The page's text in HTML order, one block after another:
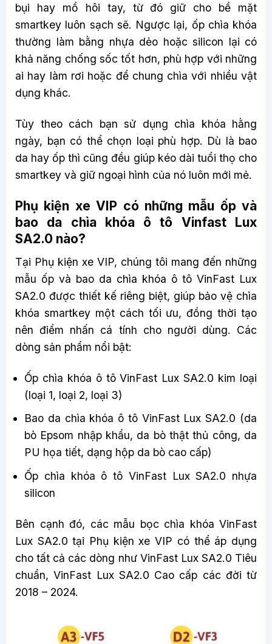
bụi hay mồ hôi tay, từ đó giữ cho bề mặt
smartkey luôn sạch sẽ. Ngược lại, ốp chìa khóa
thường làm bằng nhựa dẻo hoặc silicon lại có
khả năng chống sốc tốt hơn, phù hợp với những
ai hay làm rơi hoặc để chung chìa với nhiều vật
dụng khác.
Tùy theo cách bạn sử dụng chìa khóa hằng
ngày, bạn có thể chọn loại phù hợp. Dù là bao
da hay ốp thì cũng đều giúp kéo dài tuổi thọ cho
smartkey và giữ ngoại hình của nó luôn mới mẻ.
Phụ kiện xe VIP có những mẫu ốp và
bao da chìa khóa ô tô Vinfast Lux
SA2.0 nào?
Tại Phụ kiện xe VIP, chúng tôi mang đến những
mẫu ốp và bao da chìa khóa ô tô VinFast Lux
SA2.0 được thiết kế riêng biệt, giúp bảo vệ chìa
khóa smartkey một cách tối ưu, đồng thời tạo
nên điểm nhấn cá tính cho người dùng. Các
dòng sản phẩm nổi bật:
Ốp chìa khóa ô tô VinFast Lux SA2.0 kim loại
(loại 1, loại 2, loại 3)
Bao da chìa khóa ô tô VinFast Lux SA2.0 (da
bò Epsom nhập khẩu, da bò thật thủ công, da
PU họa tiết, dạng hộp da bò cao cấp)
Ốp chìa khóa ô tô VinFast Lux SA2.0 nhựa
silicon
Bên cạnh đó, các mẫu bọc chìa khóa VinFast
Lux SA2.0 tại Phụ kiện xe VIP có thể áp dụng
cho tất cả các dòng như VinFast Lux SA2.0 Tiêu
chuẩn, VinFast Lux SA2.0 Cao cấp các đời từ
2018 – 2024.